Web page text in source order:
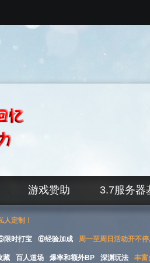
游戏赞助 3.7服务器
人定制！
限时打宝 ⑥经验加成 周一至周日活动开不停
藏 百人道场 爆率和额外BP 深渊玩法 丰富